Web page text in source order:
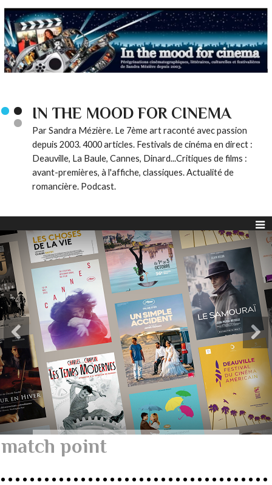
IN THE MOOD FOR CINEMA
Par Sandra Mézière. Le 7ème art raconté avec passion
depuis 2003. 4000 articles. Festivals de cinéma en direct :
Deauville, La Baule, Cannes, Dinard...Critiques de films :
avant-premières, à l'affiche, classiques. Actualité de
romancière. Podcast.
match point